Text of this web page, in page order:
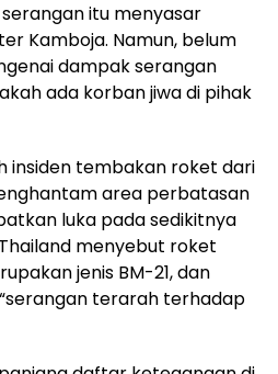
itu menyasar
Kamboja. Namun, belum
dampak serangan
ada korban jiwa di pihak
insiden tembakan roket dari
area perbatasan
luka pada sedikitnya
menyebut roket
jenis BM-21, dan
terarah terhadap